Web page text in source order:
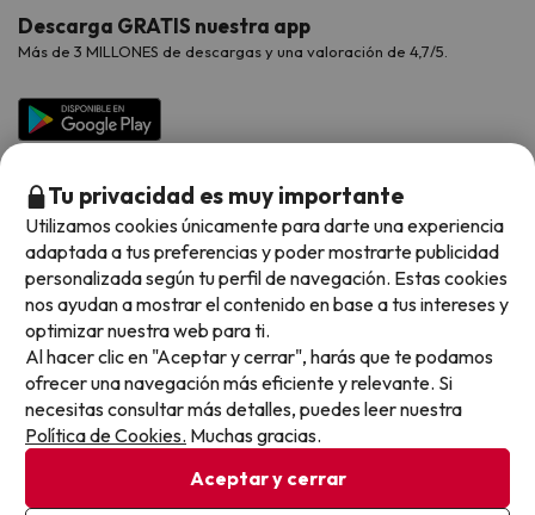
Viajes para grupos
Hoteles Galicia
Hoteles Salou
Chollos con Todo Incluido
Chollos en la playa
Hoteles con toboganes
Selección de la Newsletter
Los favoritos de nuestros clientes
Vacaciones en Agosto
Vacaciones en Octubre
Vacaciones en Noviembre
Contáctanos
Preguntas frecuentes
Descarga GRATIS nuestra app
Más de 3 MILLONES de descargas y una valoración de 4,7/5.
Métodos de pago disponibles
Condiciones generales
Política de cookies
Tu privacidad es muy importante
Utilizamos cookies únicamente para darte una experiencia
adaptada a tus preferencias y poder mostrarte publicidad
personalizada según tu perfil de navegación. Estas cookies
nos ayudan a mostrar el contenido en base a tus intereses y
optimizar nuestra web para ti.
Al hacer clic en "Aceptar y cerrar", harás que te podamos
ofrecer una navegación más eficiente y relevante. Si
necesitas consultar más detalles, puedes leer nuestra
Política de Cookies. Muchas gracias.
Aceptar y cerrar